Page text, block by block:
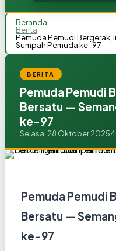
Beranda
Berita
Pemuda Pemudi
Sumpah Pemuda ke-97
BERITA
Pemuda Pemudi
Bersatu —
ke-97
Selasa, 28 Oktober 2025
Pemuda Pemudi
Bersatu —
ke-97